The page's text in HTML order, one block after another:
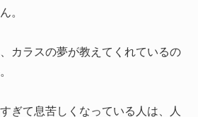
。
カラスの夢が教えてくれているの
ぎて息苦しくなっている人は、人